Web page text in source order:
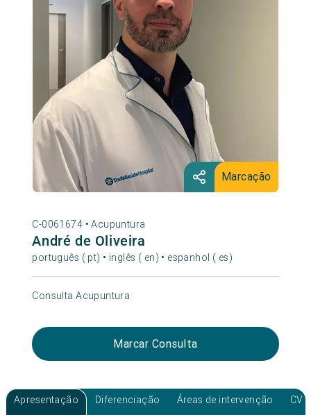
Marcação
C-0061674 •Acupuntura
André de Oliveira
português ( pt) • inglês ( en) • espanhol ( es)
Consulta Acupuntura
Marcar Consulta
Apresentação Diferenciação Áreas de intervenção CV